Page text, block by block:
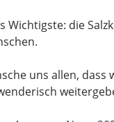
Wichtigste: die
uns allen,